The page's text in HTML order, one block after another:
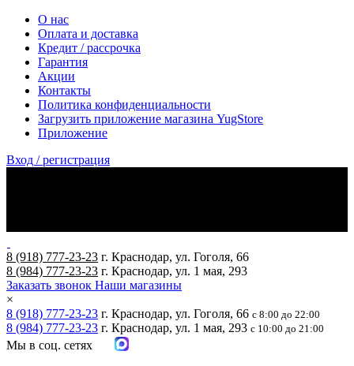
О нас
Оплата и доставка
Кредит / рассрочка
Гарантия
Акции
Контакты
Политика конфиденциальности
Загрузить приложение магазина YugStore
Приложение
Вход / регистрация
8 (918) 777-23-23 г. Краснодар, ул. Гоголя, 66
8 (984) 777-23-23 г. Краснодар, ул. 1 мая, 293
Заказать звонок Наши магазины
×
8 (918) 777-23-23 г. Краснодар, ул. Гоголя, 66 с 8:00 до 22:00
8 (984) 777-23-23 г. Краснодар, ул. 1 мая, 293 с 10:00 до 21:00
Мы в соц. сетях